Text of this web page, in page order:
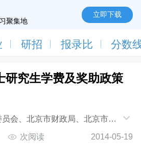
聚集地
立即下载
研招 报录比 分数
研究生学费及奖助政策
会、北京市财政局、北京市教
研究生教育学费标准等有
次阅读 2014-05-19